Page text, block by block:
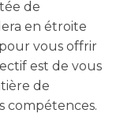
de
en étroite
vous offrir
est de vous
de
compétences.